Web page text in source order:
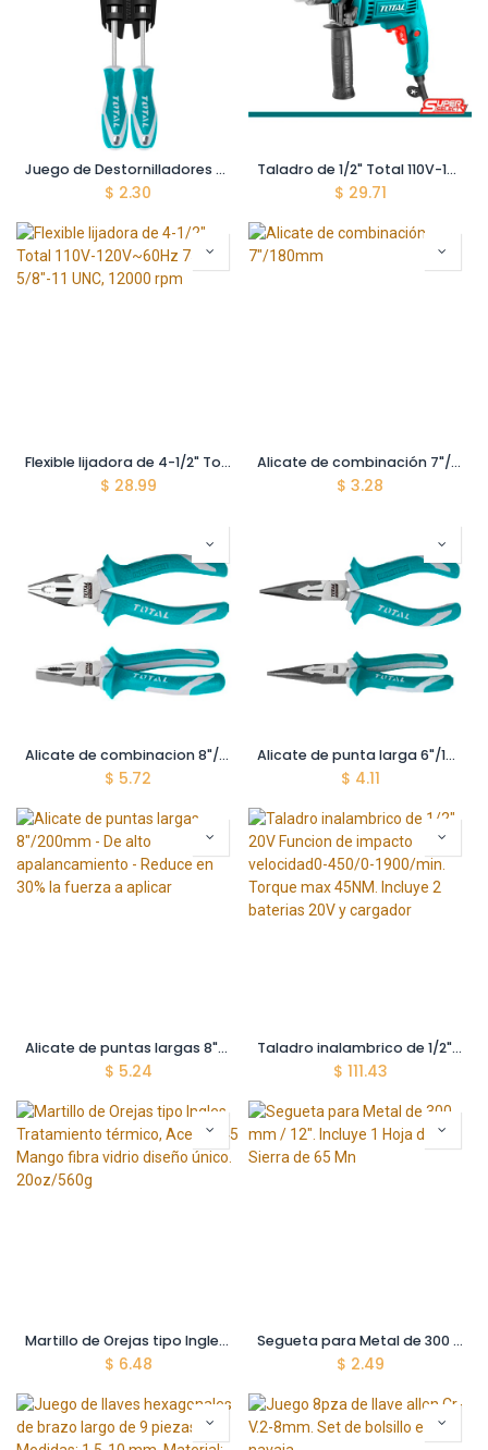
Juego de Destornilladores variado de 2 pzas. 1 pza Plano ( 6.5 x 6 x 125 mm ) y 1 pza ( PH2 x 6 x 125 mm )
$ 2.30
Taladro de 1/2" Total 110V-120V~60Hz 680W. Con martillo. 2 velocidades en ambos sentidos. 3000rpm
$ 29.71
Flexible lijadora de 4-1/2" Total 110V-120V~60Hz 750W. 5/8"-11 UNC, 12000 rpm
$ 28.99
Alicate de combinación 7"/180mm
$ 3.28
Alicate de combinacion 8"/200mm
$ 5.72
Alicate de punta larga 6"/160mm
$ 4.11
Alicate de puntas largas 8"/200mm - De alto apalancamiento - Reduce en 30% la fuerza a aplicar
$ 5.24
Taladro inalambrico de 1/2" 20V Funcion de impacto velocidad0-450/0-1900/min. Torque max 45NM. Incluye 2 baterias 20V y cargador
$ 111.43
Martillo de Orejas tipo Ingles, Tratamiento térmico, Acero #45 Mango fibra vidrio diseño único. 20oz/560g
$ 6.48
Segueta para Metal de 300 mm / 12". Incluye 1 Hoja de Sierra de 65 Mn
$ 2.49